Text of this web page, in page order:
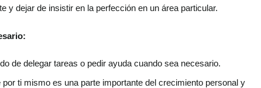
y dejar de insistir en la perfección en un área particular.
de delegar tareas o pedir ayuda cuando sea necesario.
ti mismo es una parte importante del crecimiento personal y